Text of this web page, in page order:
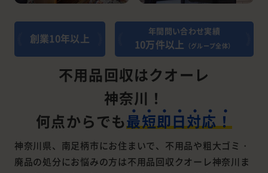
創業10年以上
年間問い合わせ実績
10万件以上 （グループ全体）
不用品回収はクオーレ
神奈川！
何点からでも最短即日対応！
神奈川県、南足柄市にお住まいで、不用品や粗大ゴミ・
廃品の処分にお悩みの方は不用品回収クオーレ神奈川ま